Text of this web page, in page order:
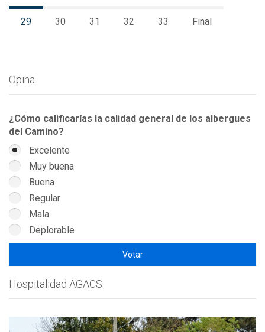
29 30 31 32 33 Final
Opina
¿Cómo calificarías la calidad general de los albergues
del Camino?
Excelente
Muy buena
Buena
Regular
Mala
Deplorable
Hospitalidad AGACS